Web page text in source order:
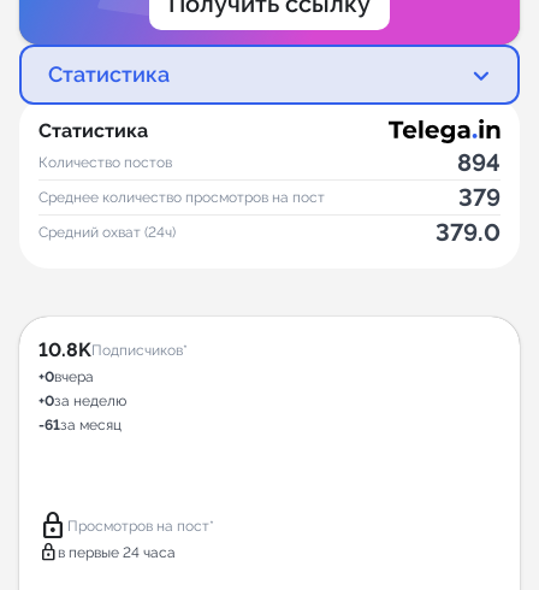
Статистика
Статистика
Количество постов 894
Среднее количество просмотров на пост 379
Средний охват (24ч) 379.0
10.8KПодписчиков*
+0вчера
+0за неделю
-61за месяц
lock Просмотров на пост*
lock в первые 24 часа